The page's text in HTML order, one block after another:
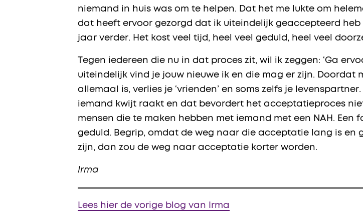
niemand in huis was om te helpen. Dat het me lukte om
dat heeft ervoor gezorgd dat ik uiteindelijk geaccepteerd
jaar verder. Het kost veel tijd, heel veel geduld, heel veel
Tegen iedereen die nu in dat proces zit, wil ik zeggen: ‘Ga
uiteindelijk vind je jouw nieuwe ik en die mag er zijn. Doordat
allemaal is, verlies je ‘vrienden’ en soms zelfs je
iemand kwijt raakt en dat bevordert het acceptatieproces
mensen die te maken hebben met iemand met een NAH.
geduld. Begrip, omdat de weg naar die acceptatie lang is en
zijn, dan zou de weg naar acceptatie korter worden.
Irma
Lees hier de vorige blog van Irma